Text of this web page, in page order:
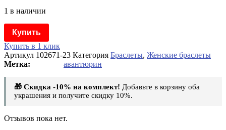
1 в наличии
Купить
Купить в 1 клик
Артикул 102671-23 Категория Браслеты, Женские браслеты
авантюрин
🎁 Скидка -10% на комплект! Добавьте в корзину оба
украшения и получите скидку 10%.
Отзывов пока нет.